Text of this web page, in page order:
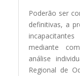
Poderão ser
definitivas, a
mediante
análise
Regional de